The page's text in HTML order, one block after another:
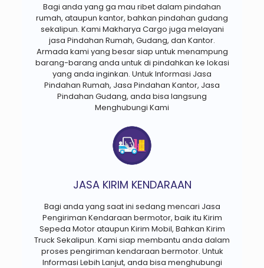
Bagi anda yang ga mau ribet dalam pindahan
rumah, ataupun kantor, bahkan pindahan gudang
sekalipun. Kami Makharya Cargo juga melayani
jasa Pindahan Rumah, Gudang, dan Kantor.
Armada kami yang besar siap untuk menampung
barang-barang anda untuk di pindahkan ke lokasi
yang anda inginkan. Untuk Informasi Jasa
Pindahan Rumah, Jasa Pindahan Kantor, Jasa
Pindahan Gudang, anda bisa langsung
Menghubungi Kami
JASA KIRIM KENDARAAN
Bagi anda yang saat ini sedang mencari Jasa
Pengiriman Kendaraan bermotor, baik itu Kirim
Sepeda Motor ataupun Kirim Mobil, Bahkan Kirim
Truck Sekalipun. Kami siap membantu anda dalam
proses pengiriman kendaraan bermotor. Untuk
Informasi Lebih Lanjut, anda bisa menghubungi